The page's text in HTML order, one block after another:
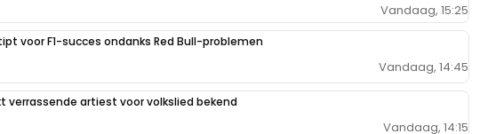
Vandaag, 15:25
voor F1-succes ondanks Red Bull-problemen
Vandaag, 14:45
verrassende artiest voor volkslied bekend
Vandaag, 14:15